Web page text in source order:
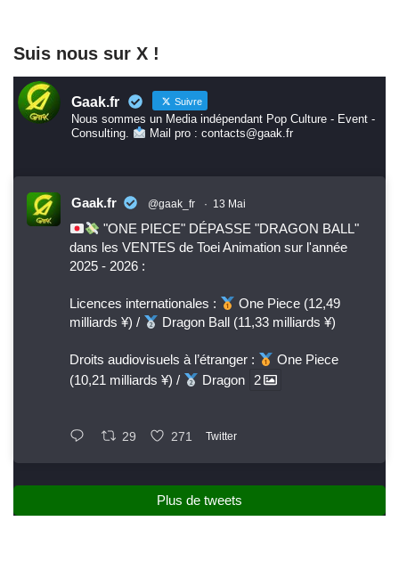
Suis nous sur X !
Gaak.fr Suivre
Nous sommes un Media indépendant Pop Culture - Event -
Consulting.
Mail pro : contacts@gaak.fr
Gaak.fr @gaak_fr · 13 Mai
"ONE PIECE" DÉPASSE "DRAGON BALL"
dans les VENTES de Toei Animation sur l'année
2025 - 2026 :
Licences internationales :
One Piece (12,49
milliards ¥) /
Dragon Ball (11,33 milliards ¥)
Droits audiovisuels à l’étranger :
One Piece
(10,21 milliards ¥) /
Dragon 2
29 271 Twitter
Plus de tweets